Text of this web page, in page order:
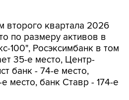
второго квартала 2026
по размеру активов в
100", Росэксимбанк в том
35-е место, Центр-
банк - 74-е место,
место, банк Ставр - 174-е